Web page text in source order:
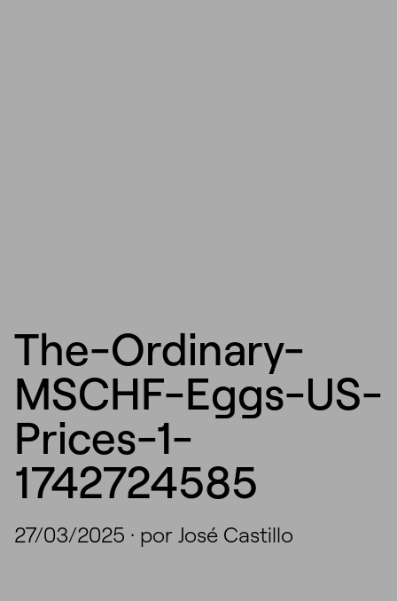
The-Ordinary-
MSCHF-Eggs-US-
Prices-1-
1742724585
27/03/2025 · por José Castillo